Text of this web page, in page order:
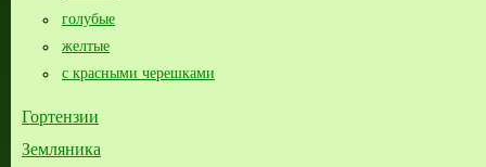
голубые
желтые
с красными черешками
Гортензии
Земляника